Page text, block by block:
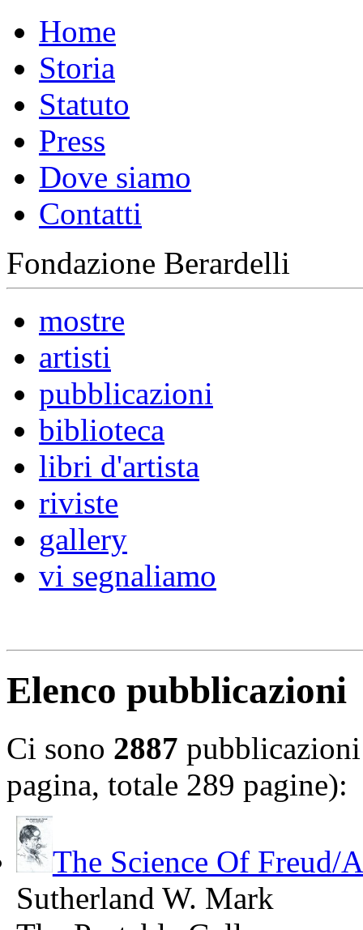
Home
Storia
Statuto
Press
Dove siamo
Contatti
Fondazione Berardelli
mostre
artisti
pubblicazioni
biblioteca
libri d'artista
riviste
gallery
vi segnaliamo
Elenco pubblicazioni
Ci sono 2887
pagina, totale 289 pagine):
The Science Of Freud/
Sutherland W. Mark